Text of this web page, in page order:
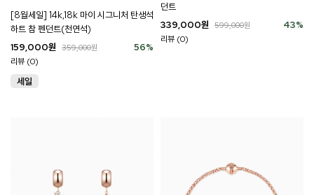
[8월세일] 14k,18k 마이 시그니처 탄생석
하트 참 펜던트(천연석)
56%
159,000원 359,000원
리뷰 (0)
던트
43%
339,000원 599,000원
리뷰 (0)